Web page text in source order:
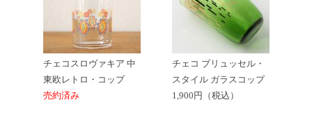
チェコスロヴァキア 中
東欧レトロ・コップ
売約済み
チェコ ブリュッセル・
スタイル ガラスコップ
1,900円（税込）